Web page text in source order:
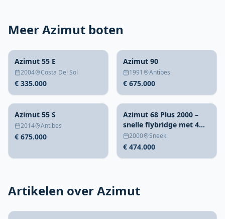
Meer Azimut boten
Azimut 55 E
2004 Costa Del Sol
€ 335.000
Azimut 90
1991 Antibes
€ 675.000
Azimut 55 S
2014 Antibes
€ 675.000
Azimut 68 Plus 2000 –
snelle flybridge met 4
hutten
2000 Sneek
€ 474.000
Artikelen over Azimut